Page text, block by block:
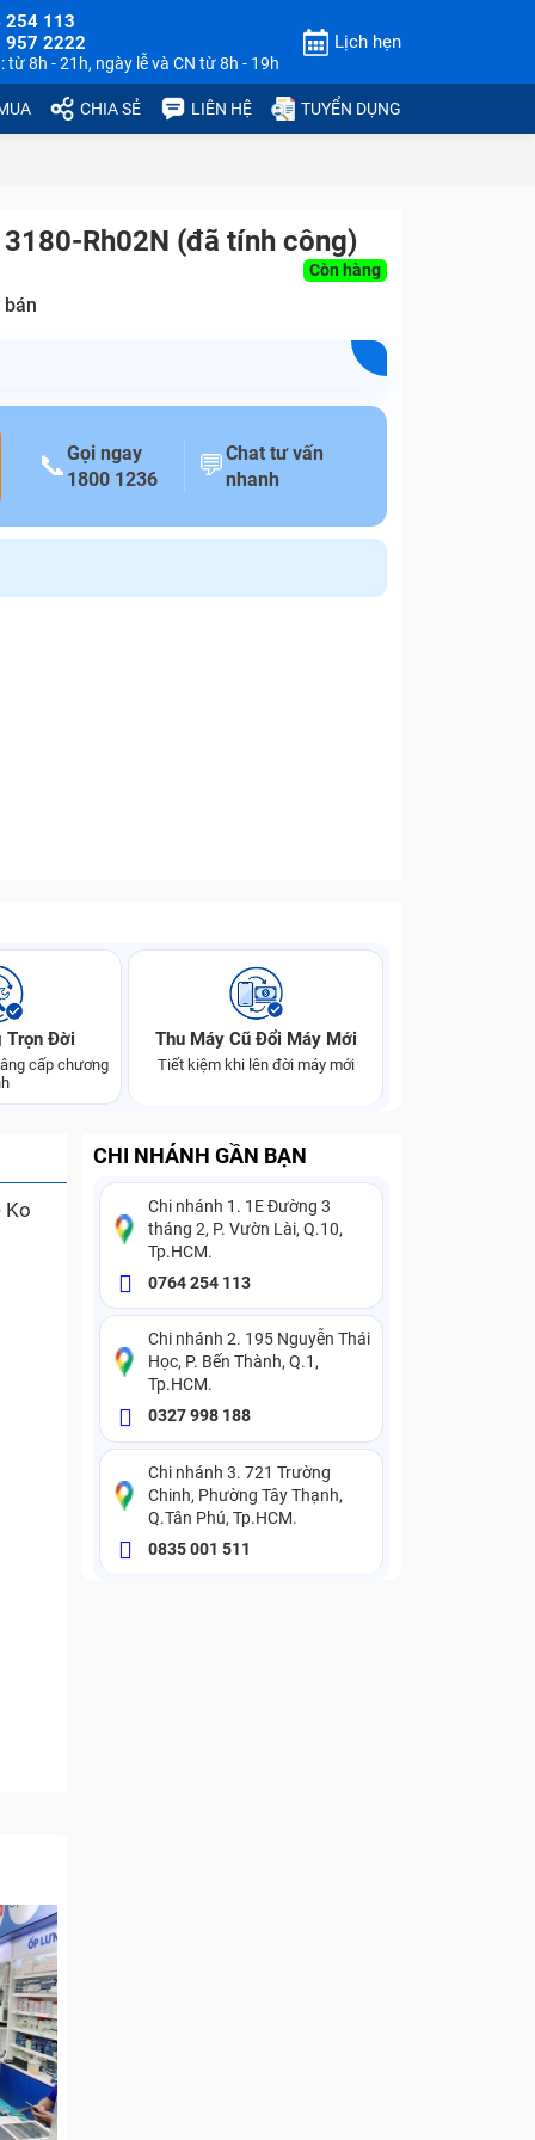
254 113
957 2222
từ 8h - 21h, ngày lễ và CN từ 8h - 19h
Lịch hẹn
CHIA SẺ LIÊN HỆ TUYỂN DỤNG
Rh02N (đã tính công)
Còn hàng
📞Gọi ngay
1800 1236
💬Chat tư vấn
nhanh
Trọn Đời
cấp chương
Thu Máy Cũ Đổi Máy Mới
Tiết kiệm khi lên đời máy mới
Ko
CHI NHÁNH GẦN BẠN
Chi nhánh 1. 1E Đường 3
tháng 2, P. Vườn Lài, Q.10,
Tp.HCM.
0764 254 113
Chi nhánh 2. 195 Nguyễn Thái
Học, P. Bến Thành, Q.1,
Tp.HCM.
0327 998 188
Chi nhánh 3. 721 Trường
Chinh, Phường Tây Thạnh,
Q.Tân Phú, Tp.HCM.
0835 001 511